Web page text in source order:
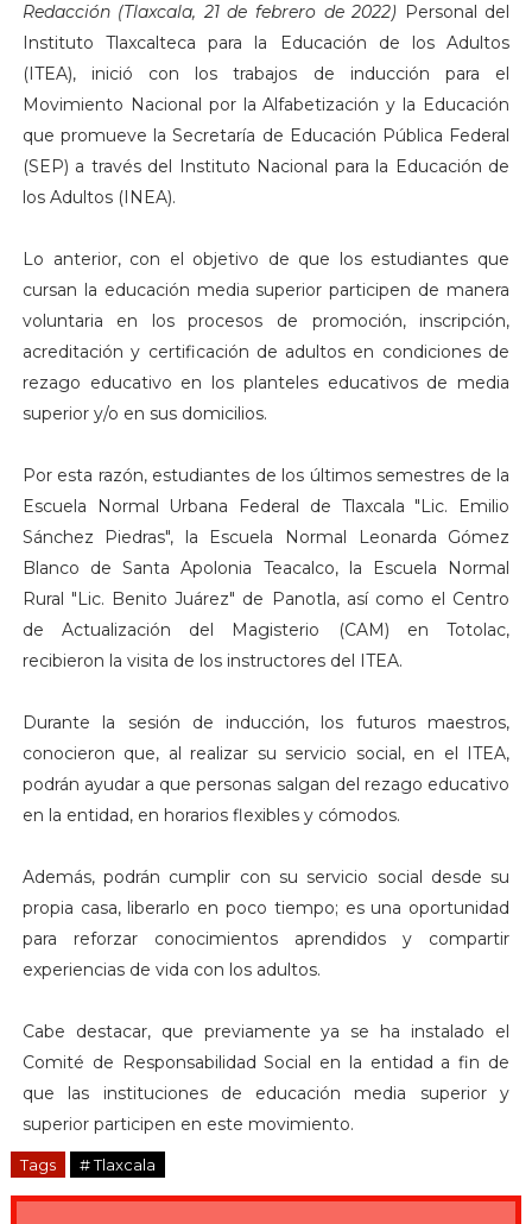
Redacción (Tlaxcala, 21 de febrero de 2022) Personal del
Instituto Tlaxcalteca para la Educación de los Adultos
(ITEA), inició con los trabajos de inducción para el
Movimiento Nacional por la Alfabetización y la Educación
que promueve la Secretaría de Educación Pública Federal
(SEP) a través del Instituto Nacional para la Educación de
los Adultos (INEA).
Lo anterior, con el objetivo de que los estudiantes que
cursan la educación media superior participen de manera
voluntaria en los procesos de promoción, inscripción,
acreditación y certificación de adultos en condiciones de
rezago educativo en los planteles educativos de media
superior y/o en sus domicilios.
Por esta razón, estudiantes de los últimos semestres de la
Escuela Normal Urbana Federal de Tlaxcala "Lic. Emilio
Sánchez Piedras", la Escuela Normal Leonarda Gómez
Blanco de Santa Apolonia Teacalco, la Escuela Normal
Rural "Lic. Benito Juárez" de Panotla, así como el Centro
de Actualización del Magisterio (CAM) en Totolac,
recibieron la visita de los instructores del ITEA.
Durante la sesión de inducción, los futuros maestros,
conocieron que, al realizar su servicio social, en el ITEA,
podrán ayudar a que personas salgan del rezago educativo
en la entidad, en horarios flexibles y cómodos.
Además, podrán cumplir con su servicio social desde su
propia casa, liberarlo en poco tiempo; es una oportunidad
para reforzar conocimientos aprendidos y compartir
experiencias de vida con los adultos.
Cabe destacar, que previamente ya se ha instalado el
Comité de Responsabilidad Social en la entidad a fin de
que las instituciones de educación media superior y
superior participen en este movimiento.
Tags # Tlaxcala